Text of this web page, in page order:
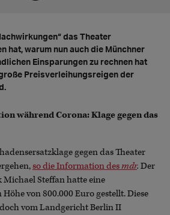
das Theater
hat, warum nun auch die Münchner
Einsparungen zu rechnen hat
Preisverleihungsreigen der
während Corona: Klage gegen das
gegen das Theater
so die Information desmdr. Der
Steffan hatte eine
von 800.000 Euro gestellt. Diese
vom Landgericht Berlin II